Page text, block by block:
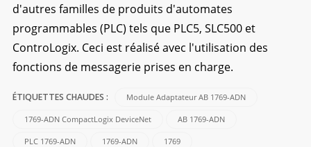
d'autres familles de produits d'automates
programmables (PLC) tels que PLC5, SLC500 et
ControLogix. Ceci est réalisé avec l'utilisation des
fonctions de messagerie prises en charge.
ÉTIQUETTES CHAUDES : Module Adaptateur AB 1769-ADN
1769-ADN CompactLogix DeviceNet AB 1769-ADN
PLC 1769-ADN 1769-ADN 1769